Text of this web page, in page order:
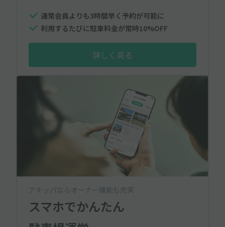
通常会員よりも3時間早く予約が可能に
利用するたびに駐車料金が常時10%OFF
詳しく見る
アキッパならオーナー機能も充実
スマホでかんたん